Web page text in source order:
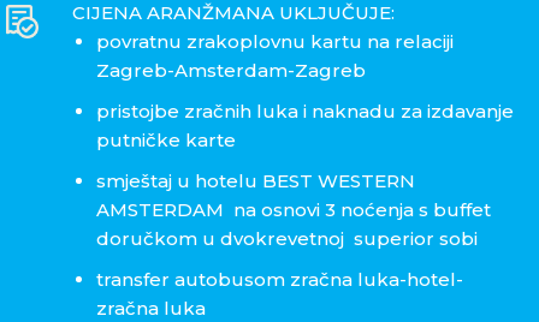
CIJENA ARANŽMANA UKLJUČUJE:
povratnu zrakoplovnu kartu na relaciji
Zagreb-Amsterdam-Zagreb
pristojbe zračnih luka i naknadu za izdavanje
putničke karte
smještaj u hotelu BEST WESTERN
AMSTERDAM na osnovi 3 noćenja s buffet
doručkom u dvokrevetnoj superior sobi
transfer autobusom zračna luka-hotel-
zračna luka